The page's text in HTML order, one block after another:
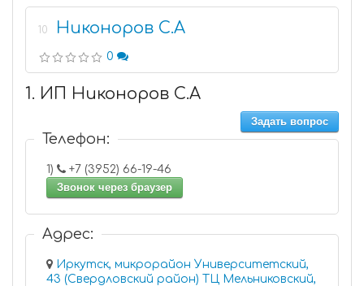
10 Никоноров С.А
0
1. ИП Никоноров С.А
Задать вопрос
Телефон:
1)
+7 (3952) 66-19-46
Звонок через браузер
Адрес:
Иркутск, микрорайон Университетский,
43 (Свердловский район) ТЦ Мельниковский,